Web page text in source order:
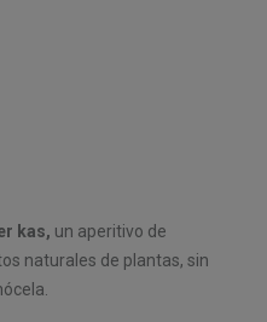
kas, un aperitivo de
naturales de plantas, sin